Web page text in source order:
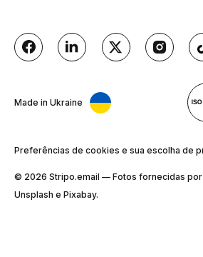
Made in Ukraine
Preferências de cookies e sua escolha de
© 2026 Stripо.email — Fotos fornecidas por
Unsplash e Pixabay.